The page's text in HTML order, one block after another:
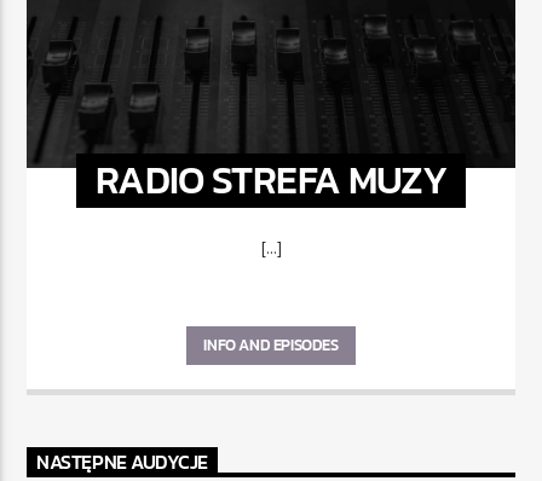
RADIO STREFA MUZY
[...]
INFO AND EPISODES
NASTĘPNE AUDYCJE